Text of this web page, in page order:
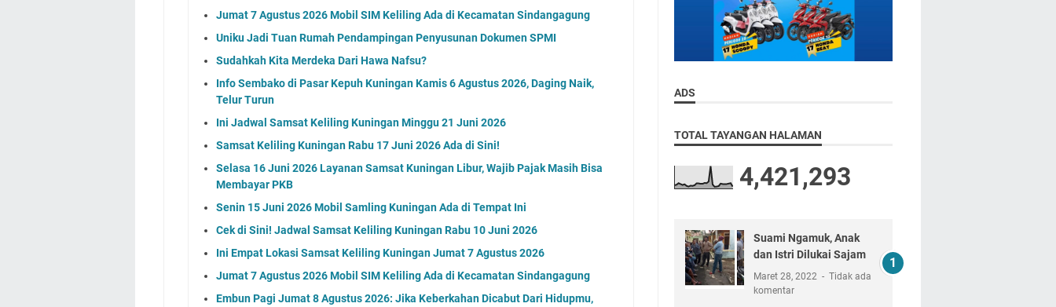
Jumat 7 Agustus 2026 Mobil SIM Keliling Ada di Kecamatan Sindangagung
Uniku Jadi Tuan Rumah Pendampingan Penyusunan Dokumen SPMI
Sudahkah Kita Merdeka Dari Hawa Nafsu?
Info Sembako di Pasar Kepuh Kuningan Kamis 6 Agustus 2026, Daging Naik,
Telur Turun
Ini Jadwal Samsat Keliling Kuningan Minggu 21 Juni 2026
Samsat Keliling Kuningan Rabu 17 Juni 2026 Ada di Sini!
Selasa 16 Juni 2026 Layanan Samsat Kuningan Libur, Wajib Pajak Masih Bisa
Membayar PKB
Senin 15 Juni 2026 Mobil Samling Kuningan Ada di Tempat Ini
Cek di Sini! Jadwal Samsat Keliling Kuningan Rabu 10 Juni 2026
Ini Empat Lokasi Samsat Keliling Kuningan Jumat 7 Agustus 2026
Jumat 7 Agustus 2026 Mobil SIM Keliling Ada di Kecamatan Sindangagung
Embun Pagi Jumat 8 Agustus 2026: Jika Keberkahan Dicabut Dari Hidupmu,
ADS
TOTAL TAYANGAN HALAMAN
4,421,293
Suami Ngamuk, Anak
dan Istri Dilukai Sajam
Maret 28, 2022
Tidak ada
komentar